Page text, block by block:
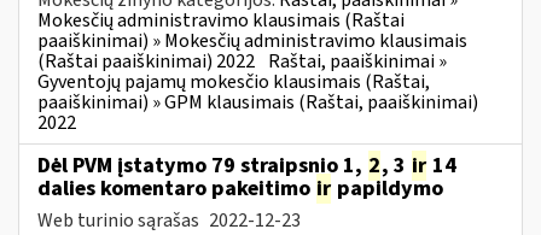
Mokesčių administravimo klausimais (Raštai
paaiškinimai) » Mokesčių administravimo klausimais
(Raštai paaiškinimai) 2022 Raštai, paaiškinimai »
Gyventojų pajamų mokesčio klausimais (Raštai,
paaiškinimai) » GPM klausimais (Raštai, paaiškinimai)
2022
Dėl PVM įstatymo 79 straipsnio 1, 2, 3 ir 14
dalies komentaro pakeitimo ir papildymo
Web turinio sąrašas 2022-12-23